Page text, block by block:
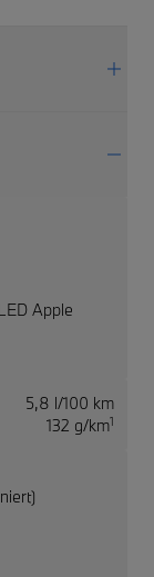
Apple
5,8 l/100 km
132 g/km1